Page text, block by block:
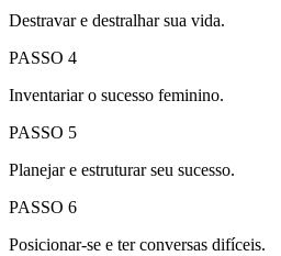
Destravar e destralhar sua vida.
PASSO 4
Inventariar o sucesso feminino.
PASSO 5
Planejar e estruturar seu sucesso.
PASSO 6
Posicionar-se e ter conversas difíceis.